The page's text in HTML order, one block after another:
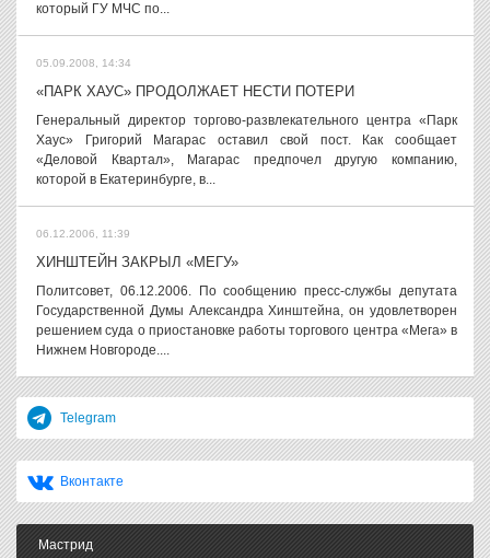
который ГУ МЧС по...
05.09.2008, 14:34
«ПАРК ХАУС» ПРОДОЛЖАЕТ НЕСТИ ПОТЕРИ
Генеральный директор торгово-развлекательного центра «Парк
Хаус» Григорий Магарас оставил свой пост. Как сообщает
«Деловой Квартал», Магарас предпочел другую компанию,
которой в Екатеринбурге, в...
06.12.2006, 11:39
ХИНШТЕЙН ЗАКРЫЛ «МЕГУ»
Политсовет, 06.12.2006. По сообщению пресс-службы депутата
Государственной Думы Александра Хинштейна, он удовлетворен
решением суда о приостановке работы торгового центра «Мега» в
Нижнем Новгороде....
Telegram
Вконтакте
Мастрид